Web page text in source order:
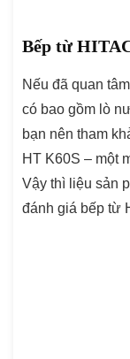
Bếp từ
Nếu đã quan
có bao gồm lò
bạn nên tham
HT K60S – một
Vậy thì liệu sản
đánh giá bếp từ